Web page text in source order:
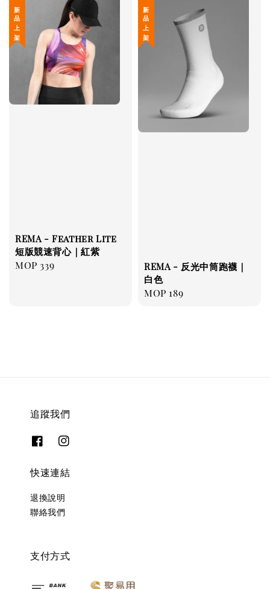
新 品 上 架
REMA - Feather Lite
短版競速背心｜紅紫
Regular
MOP 339
新 品 上 架
REMA - 反光中筒跑襪｜
白色
Regular
MOP 189
追蹤我們
快速連結
退換說明
聯絡我們
支付方式